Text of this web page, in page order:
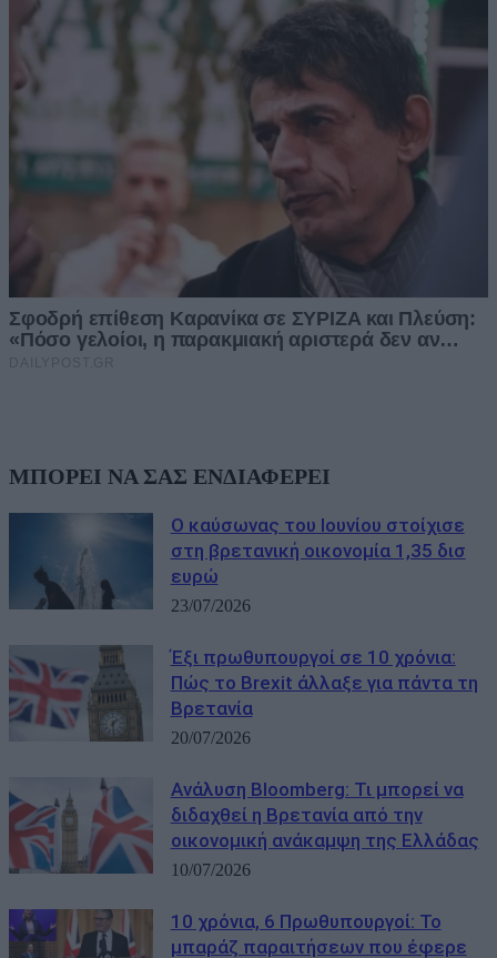
ΜΠΟΡΕΙ ΝΑ ΣΑΣ ΕΝΔΙΑΦΕΡΕΙ
Ο καύσωνας του Ιουνίου στοίχισε
στη βρετανική οικονομία 1,35 δισ
ευρώ
23/07/2026
Έξι πρωθυπουργοί σε 10 χρόνια:
Πώς το Brexit άλλαξε για πάντα τη
Βρετανία
20/07/2026
Ανάλυση Bloomberg: Τι μπορεί να
διδαχθεί η Βρετανία από την
οικονομική ανάκαμψη της Ελλάδας
10/07/2026
10 χρόνια, 6 Πρωθυπουργοί: Το
μπαράζ παραιτήσεων που έφερε